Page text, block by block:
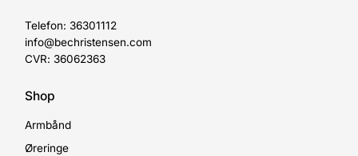
Telefon: 36301112
info@bechristensen.com
CVR: 36062363
Shop
Armbånd
Øreringe